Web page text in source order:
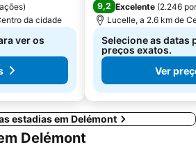
)
da cidade
ver os
9,2 Excelente (2.246
Lucelle, a 2.6 km de
Selecione as datas
preços exatos.
Ver
estadias em Delémont
Delémont